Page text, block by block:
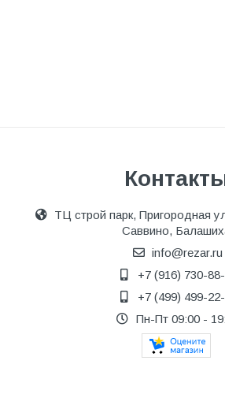
ТЦ строй парк, Пригородная
Саввино,
info@rezar.ru
+7 (916) 730-
+7 (499) 499-
Пн-Пт 09:00 -